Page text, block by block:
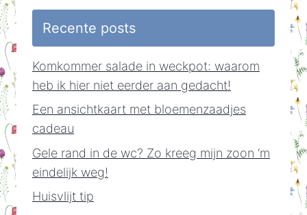
Recente posts
Komkommer salade in weckpot: waarom
heb ik hier niet eerder aan gedacht!
Een ansichtkaart met bloemenzaadjes
cadeau
Gele rand in de wc? Zo kreeg mijn zoon ‘m
eindelijk weg!
Huisvlijt tip